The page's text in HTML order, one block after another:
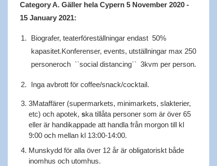
Category A. Gäller hela Cypern 5 November 2020 -
15 January 2021:
Biografer, teaterföreställningar endast 50%
kapasitet.Konferenser, events, utställningar max 250
personeroch ``social distancing`` 3kvm per person.
Inga avbrott för coffee/snack/cocktail.
3Mataffärer (supermarkets, minimarkets, slakterier,
etc) och apotek,ska tillåta personer som är över 65
eller är handikappade att handla från morgon till kl
9:00 och mellan kl 13:00-14:00.
Munskydd för alla över 12 år är obligatoriskt både
inomhus och utomhus.